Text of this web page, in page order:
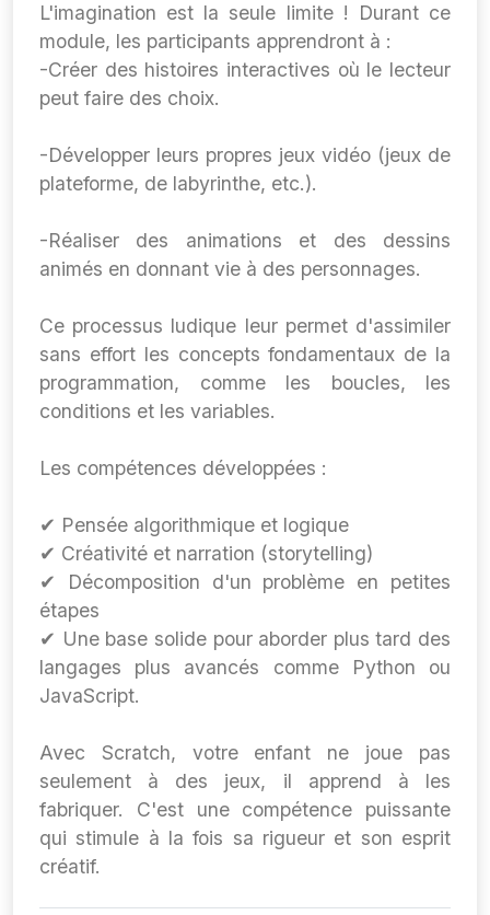
L'imagination est la seule limite ! Durant ce
module, les participants apprendront à :
-Créer des histoires interactives où le lecteur
peut faire des choix.
-Développer leurs propres jeux vidéo (jeux de
plateforme, de labyrinthe, etc.).
-Réaliser des animations et des dessins
animés en donnant vie à des personnages.
Ce processus ludique leur permet d'assimiler
sans effort les concepts fondamentaux de la
programmation, comme les boucles, les
conditions et les variables.
Les compétences développées :
✔ Pensée algorithmique et logique
✔ Créativité et narration (storytelling)
✔ Décomposition d'un problème en petites
étapes
✔ Une base solide pour aborder plus tard des
langages plus avancés comme Python ou
JavaScript.
Avec Scratch, votre enfant ne joue pas
seulement à des jeux, il apprend à les
fabriquer. C'est une compétence puissante
qui stimule à la fois sa rigueur et son esprit
créatif.